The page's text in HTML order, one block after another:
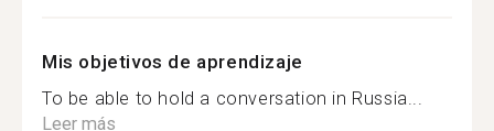
Mis objetivos de aprendizaje
To be able to hold a conversation in Russia...
Leer más